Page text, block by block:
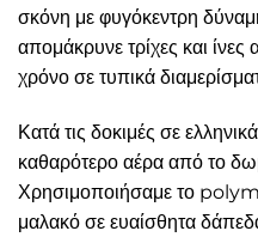
σκόνη με φυγόκεντρη
απομάκρυνε τρίχες και
χρόνο σε τυπικά
Κατά τις δοκιμές σε
καθαρότερο αέρα από το
Χρησιμοποιήσαμε το
μαλακό σε ευαίσθητα